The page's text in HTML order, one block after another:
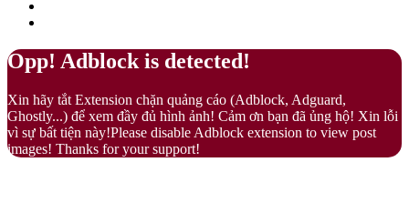
Back
to
button
Close
Opp! Adblock is detected!
Xin hãy tắt Extension chặn quảng cáo (Adblock, Adguard,
Ghostly...) để xem đầy đủ hình ảnh! Cảm ơn bạn đã ủng hộ! Xin lỗi
vì sự bất tiện này!Please disable Adblock extension to view post
images! Thanks for your support!